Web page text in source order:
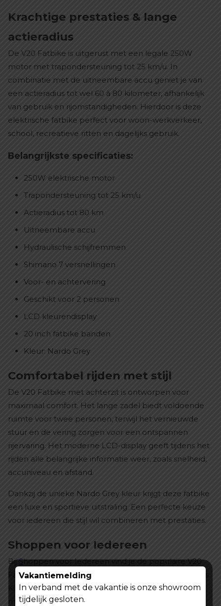
Krachtige prestaties & lange
actieradius
De V20 Fatbike is uitgerust met een legale 250W
motor met trapondersteuning tot 25 km/u. In
combinatie met de uitneembare accu geniet je van
een actieradius tot wel 60 à 80 kilometer, afhankelijk
van gebruik en rijomstandigheden. Hierdoor is deze
elektrische fatbike perfect voor woon-werkverkeer,
school, recreatieve ritten en dagelijks gebruik.
Belangrijkste specificaties:
250W elektrische motor
Trapondersteuning tot 25 km/u
Actieradius tot 80 km
Uitneembare accu
Hydraulische schijfremmen
Shimano 7 versnellingen
Voor- en achtervering
Geschikt voor 2 personen
LCD kleurendisplay
20 inch fatbike banden
Kleur: Nardo Grey
Comfortabel rijden met stijl
De V20 Fatbike met achterzit is ontworpen voor
maximaal comfort. Het lange zadel biedt voldoende
ruimte voor twee personen, terwijl het vernieuwde
stuur en de vering zorgen voor een ontspannen
rijervaring. Het moderne LCD-display geeft tijdens het
rijden alle belangrijke informatie weer, zoals snelheid,
accuniveau en afstand.
Dankzij de unieke Nardo Grey kleur krijgt deze fatbike
een luxe en sportieve uitstraling. Een perfecte keuze
voor iedereen die stijl wil combineren met prestaties.
Shoppen voor Iedereen
BijShoppen voor Iedereenvind je de populaire V20
Fatbike Achterzit – Nardo Grey voor een scherpe prijs.
Kies voor kwaliteit, comfort en een unieke rijervaring
met deze krachtige elektrische fatbike. Perfect voor
Vakantiemelding
In verband met de vakantie is onze showroom
tijdelijk gesloten.